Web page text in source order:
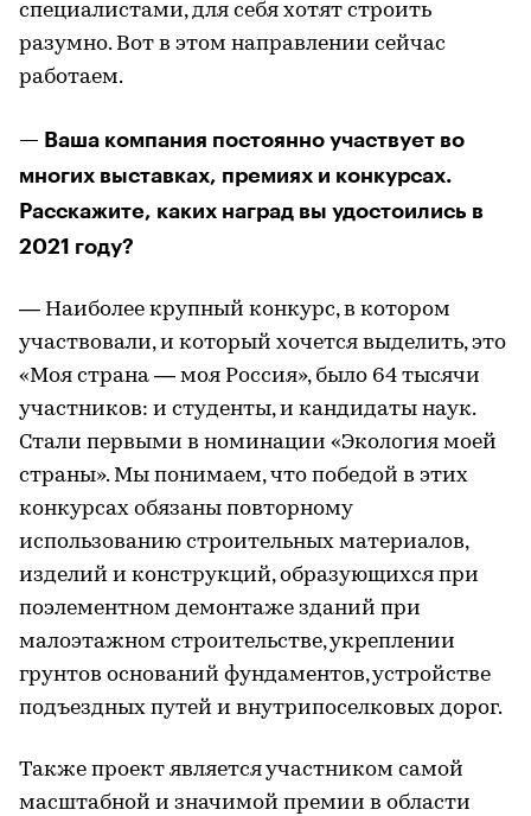
специалистами, для себя хотят строить
разумно. Вот в этом направлении сейчас
работаем.
— Ваша компания постоянно участвует во
многих выставках, премиях и конкурсах.
Расскажите, каких наград вы удостоились в
2021 году?
— Наиболее крупный конкурс, в котором
участвовали, и который хочется выделить, это
«Моя страна — моя Россия», было 64 тысячи
участников: и студенты, и кандидаты наук.
Стали первыми в номинации «Экология моей
страны». Мы понимаем, что победой в этих
конкурсах обязаны повторному
использованию строительных материалов,
изделий и конструкций, образующихся при
поэлементном демонтаже зданий при
малоэтажном строительстве, укреплении
грунтов оснований фундаментов, устройстве
подъездных путей и внутрипоселковых дорог.
Также проект является участником самой
масштабной и значимой премии в области